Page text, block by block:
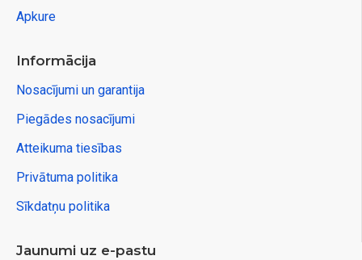
Apkure
Informācija
Nosacījumi un garantija
Piegādes nosacījumi
Atteikuma tiesības
Privātuma politika
Sīkdatņu politika
Jaunumi uz e-pastu